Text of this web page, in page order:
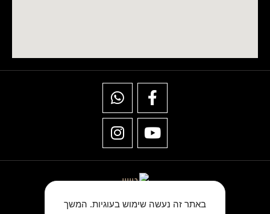
באתר זה נעשה שימוש בעוגיות. המשך